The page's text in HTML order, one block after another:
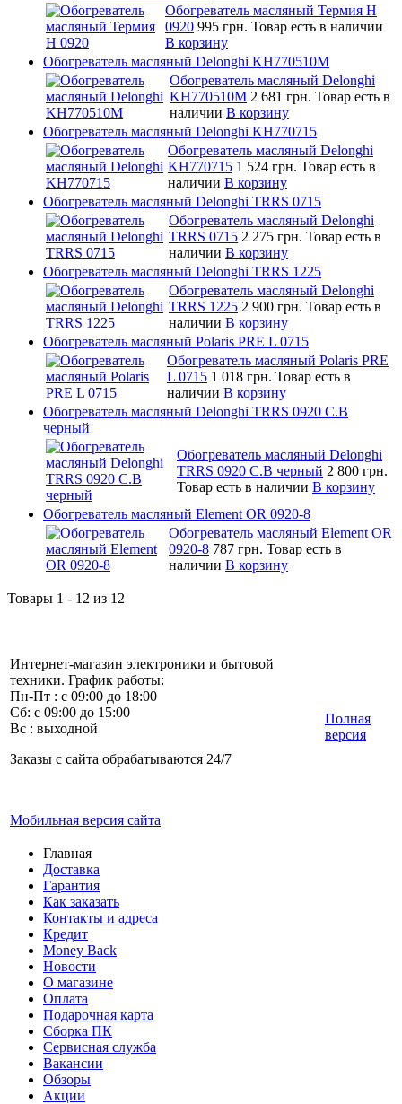
Обогреватель масляный Термия Н
0920 995 грн. Товар есть в наличии
В корзину
Обогреватель масляный Delonghi KH770510M
Обогреватель масляный Delonghi
KH770510M 2 681 грн. Товар есть в
наличии В корзину
Обогреватель масляный Delonghi KH770715
Обогреватель масляный Delonghi
KH770715 1 524 грн. Товар есть в
наличии В корзину
Обогреватель масляный Delonghi TRRS 0715
Обогреватель масляный Delonghi
TRRS 0715 2 275 грн. Товар есть в
наличии В корзину
Обогреватель масляный Delonghi TRRS 1225
Обогреватель масляный Delonghi
TRRS 1225 2 900 грн. Товар есть в
наличии В корзину
Обогреватель масляный Polaris PRE L 0715
Обогреватель масляный Polaris PRE
L 0715 1 018 грн. Товар есть в
наличии В корзину
Обогреватель масляный Delonghi TRRS 0920 C.B
черный
Обогреватель масляный Delonghi
TRRS 0920 C.B черный 2 800 грн.
Товар есть в наличии В корзину
Обогреватель масляный Element OR 0920-8
Обогреватель масляный Element OR
0920-8 787 грн. Товар есть в
наличии В корзину
Товары 1 - 12 из 12
Интернет-магазин электроники и бытовой
техники. График работы:
Пн-Пт : с 09:00 до 18:00
Сб: с 09:00 до 15:00
Вс : выходной
Заказы с сайта обрабатываются 24/7
Мобильная версия сайта
Полная
версия
Главная
Доставка
Гарантия
Как заказать
Контакты и адреса
Кредит
Money Back
Новости
О магазине
Оплата
Подарочная карта
Сборка ПК
Сервисная служба
Вакансии
Обзоры
Акции